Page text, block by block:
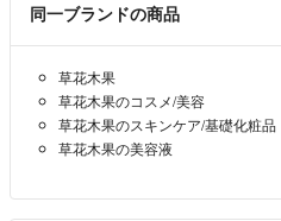
同一ブランドの商品
草花木果
草花木果のコスメ/美容
草花木果のスキンケア/基礎化粧品
草花木果の美容液